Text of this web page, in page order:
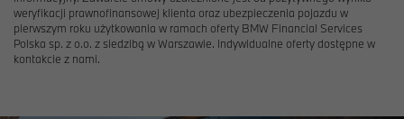
weryfikacji prawnofinansowej klienta oraz ubezpieczenia pojazdu w
pierwszym roku użytkowania w ramach oferty BMW Financial Services
Polska sp. z o.o. z siedzibą w Warszawie. Indywidualne oferty dostępne w
kontakcie z nami.